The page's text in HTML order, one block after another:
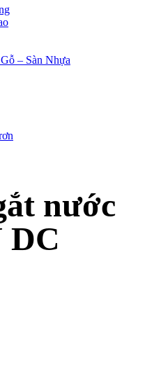
– Sàn Nhựa
nước
DC